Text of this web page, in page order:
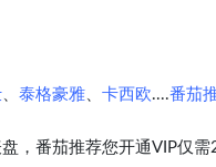
、 泰格豪雅、 卡西欧....番茄
，番茄推荐您开通VIP仅